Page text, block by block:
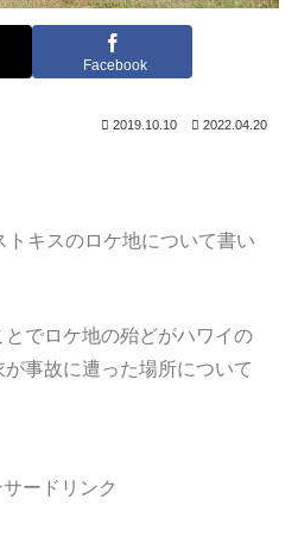
Facebook
2019.10.10 2022.04.20
キスのロケ地について書い
でロケ地の殆どがハワイの
事故に遭った場所について
ードリンク